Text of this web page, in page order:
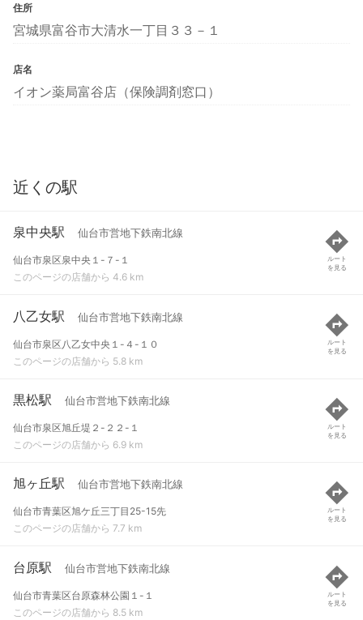
住所
宮城県富谷市大清水一丁目３３－１
店名
イオン薬局富谷店（保険調剤窓口）
近くの駅
泉中央駅 仙台市営地下鉄南北線
仙台市泉区泉中央１-７-１
このページの店舗から 4.6 km
ルート
を見る
八乙女駅 仙台市営地下鉄南北線
仙台市泉区八乙女中央１-４-１０
このページの店舗から 5.8 km
ルート
を見る
黒松駅 仙台市営地下鉄南北線
仙台市泉区旭丘堤２-２２-１
このページの店舗から 6.9 km
ルート
を見る
旭ヶ丘駅 仙台市営地下鉄南北線
仙台市青葉区旭ケ丘三丁目25-15先
このページの店舗から 7.7 km
ルート
を見る
台原駅 仙台市営地下鉄南北線
仙台市青葉区台原森林公園１-１
このページの店舗から 8.5 km
ルート
を見る